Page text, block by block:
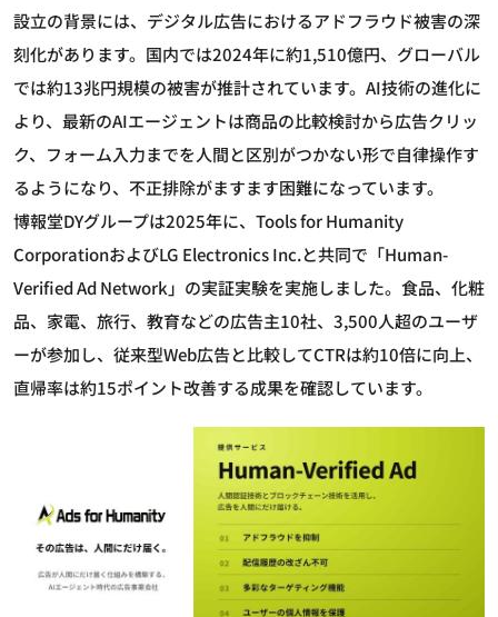
設立の背景には、デジタル広告におけるアドフラウド被害の深
刻化があります。国内では2024年に約1,510億円、グローバル
では約13兆円規模の被害が推計されています。AI技術の進化に
より、最新のAIエージェントは商品の比較検討から広告クリッ
ク、フォーム入力までを人間と区別がつかない形で自律操作す
るようになり、不正排除がますます困難になっています。
博報堂DYグループは2025年に、Tools for Humanity
CorporationおよびLG Electronics Inc.と共同で「Human-
Verified Ad Network」の実証実験を実施しました。食品、化粧
品、家電、旅行、教育などの広告主10社、3,500人超のユーザ
ーが参加し、従来型Web広告と比較してCTRは約10倍に向上、
直帰率は約15ポイント改善する成果を確認しています。